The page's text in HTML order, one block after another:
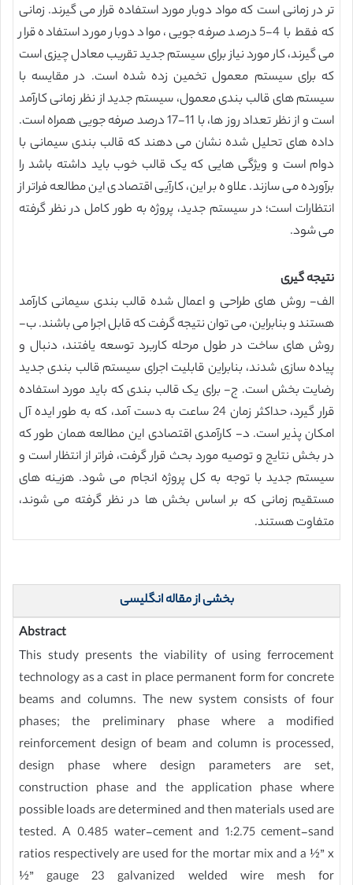
تر در زمانی است که مواد دوبار مورد استفاده قرار می گیرند. زمانی
که فقط با 4-5 درصد صرفه جویی، مواد دوبار مورد استفاده قرار
می گیرند، کار مورد نیاز برای سیستم جدید تقریب معادل چیزی است
که برای سیستم معمول تخمین زده شده است. در مقایسه با
سیستم های قالب بندی معمول، سیستم جدید از نظر زمانی کارآمد
است و از نظر تعداد روز ها، با 11-17 درصد صرفه جویی همراه است.
داده های تحلیل شده نشان می دهند که قالب بندی سیمانی با
دوام است و ویژگی هایی که یک قالب خوب باید داشته باشد را
برآورده می سازند. علاوه بر این، کارآیی اقتصادی این مطالعه فراتر از
انتظارات است؛ در سیستم جدید، پروژه به طور کامل در نظر گرفته
می شود.
نتیجه گیری
الف- روش های طراحی و اعمال شده قالب بندی سیمانی کارآمد
هستند و بنابراین، می توان نتیجه گرفت که قابل اجرا می باشند. ب-
روش های ساخت در طول مرحله کاربرد توسعه یافتند، دنبال و
پیاده سازی شدند، بنابراین قابلیت اجرای سیستم قالب بندی جدید
رضایت بخش است. ج- برای یک قالب بندی که باید مورد استفاده
قرار گیرد، حداکثر زمان 24 ساعت به دست آمد، که به طور ایده آل
امکان پذیر است. د- کارآمدی اقتصادی این مطالعه همان طور که
در بخش نتایج و توصیه مورد بحث قرار گرفت، فراتر از انتظار است و
سیستم جدید با توجه به کل پروژه انجام می شود. هزینه های
مستقیم زمانی که بر اساس بخش ها در نظر گرفته می شوند،
متفاوت هستند.
بخشی از مقاله انگلیسی
Abstract
This study presents the viability of using ferrocement
technology as a cast in place permanent form for concrete
beams and columns. The new system consists of four
phases; the preliminary phase where a modified
reinforcement design of beam and column is processed,
design phase where design parameters are set,
construction phase and the application phase where
possible loads are determined and then materials used are
tested. A 0.485 water-cement and 1:2.75 cement-sand
ratios respectively are used for the mortar mix and a ½” x
½” gauge 23 galvanized welded wire mesh for